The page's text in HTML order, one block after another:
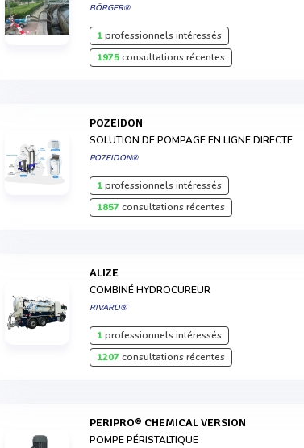
BÖRGER®
1professionnels intéressés
1975consultations récentes
POZEIDON
SOLUTION DE POMPAGE EN LIGNE DIRECTE
POZEIDON®
1professionnels intéressés
1857consultations récentes
ALIZE
COMBINÉ HYDROCUREUR
RIVARD®
1professionnels intéressés
1207consultations récentes
PERIPRO® CHEMICAL VERSION
POMPE PÉRISTALTIQUE